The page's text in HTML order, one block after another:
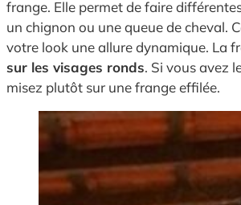
frange. Elle permet de faire
un chignon ou une queue de cheval.
votre look une allure dynamique. La
sur les visages ronds. Si vous avez
misez plutôt sur une frange effilée.